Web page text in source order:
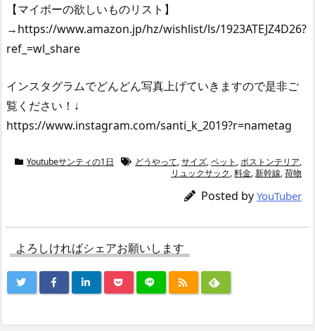
【マイボーの欲しいものリスト】
→https://www.amazon.jp/hz/wishlist/ls/1923ATEJZ4D26?
ref_=wl_share
インスタグラムでどんどん写真上げていきますので是非ご
覧ください！↓
https://www.instagram.com/santi_k_2019?r=nametag
Youtubeサンティの1日 どうやって,サイズ,ペット,ボストンテリア,
リュックサック,料金,新幹線,荷物
Posted by YouTuber
よろしければシェアお願いします